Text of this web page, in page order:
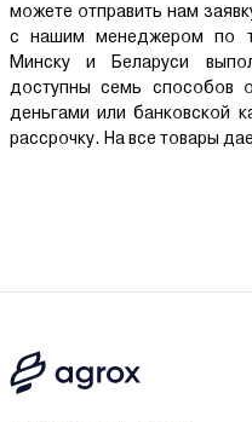
можете отправить нам
с нашим менеджером по
Минску и Беларуси
доступны семь способов
деньгами или банковской
рассрочку. На все товары